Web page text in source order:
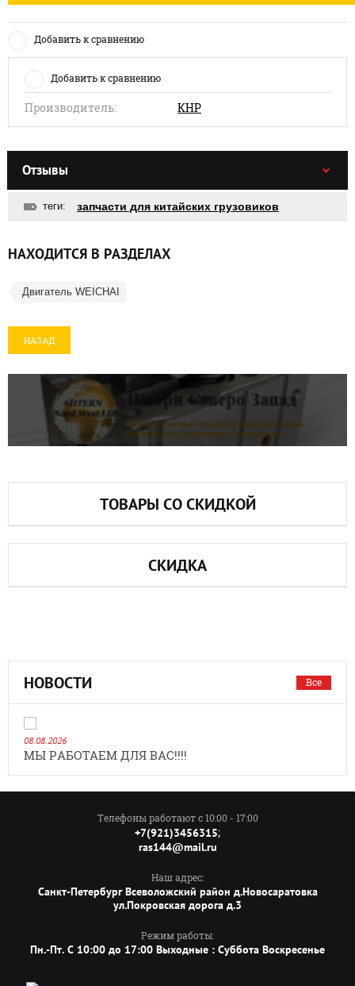
Добавить к сравнению
Добавить к сравнению
Производитель: КНР
Отзывы
теги: запчасти для китайских грузовиков
НАХОДИТСЯ В РАЗДЕЛАХ
Двигатель WEICHAI
НАЗАД
ТОВАРЫ СО СКИДКОЙ
СКИДКА
НОВОСТИ Все
08.08.2026
МЫ РАБОТАЕМ ДЛЯ ВАС!!!!
Телефоны работают с 10:00 - 17:00
+7(921)3456315;
ras144@mail.ru
Наш адрес:
Санкт-Петербург Всеволожский район д.Новосаратовка
ул.Покровская дорога д.3
Режим работы:
Пн.-Пт. C 10:00 до 17:00 Выходные : Суббота Воскресенье